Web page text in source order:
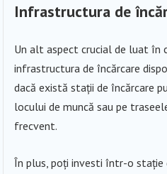
Infrastructura de
Un alt aspect crucial de luat în
infrastructura de încărcare
dacă există stații de încărcare
locului de muncă sau pe
frecvent.
În plus, poți investi într-o stație